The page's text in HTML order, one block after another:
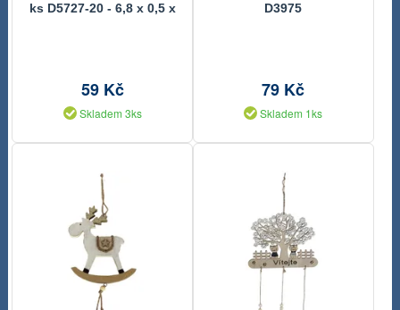
ks D5727-20 - 6,8 x 0,5 x
59 Kč
Skladem 3ks
D3975
79 Kč
Skladem 1ks